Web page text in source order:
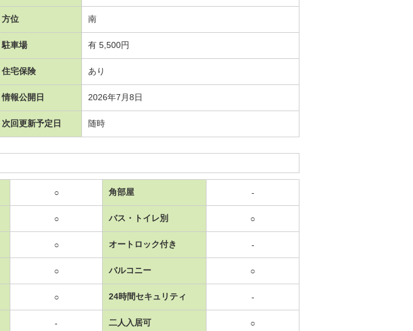
方位 南
駐車場 有 5,500円
住宅保険 あり
情報公開日 2026年7月8日
次回更新予定日 随時
○ 角部屋 -
○ バス・トイレ別 ○
○ オートロック付き -
○ バルコニー ○
○ 24時間セキュリティ -
- 二人入居可 ○